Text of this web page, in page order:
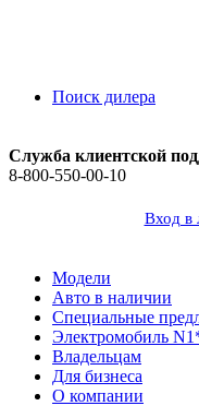
Поиск дилера
Служба клиентской
8-800-550-00-10
Вход в
Модели
Авто в наличии
Специальные
Электромобиль
Владельцам
Для бизнеса
О компании